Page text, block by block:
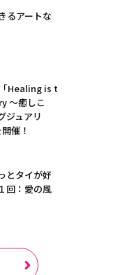
るアートな
Healing is t
～癒しこ
ジュアリ
催！
とタイが好
回：愛の風